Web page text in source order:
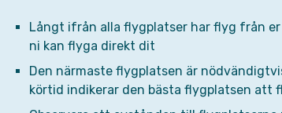
Långt ifrån alla flygplatser har flyg från
ni kan flyga direkt dit
Den närmaste flygplatsen är
körtid indikerar den bästa flygplatsen att